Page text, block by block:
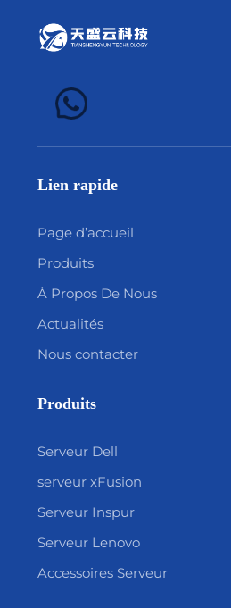
Lien rapide
Page d’accueil
Produits
À Propos De Nous
Actualités
Nous contacter
Produits
Serveur Dell
serveur xFusion
Serveur Inspur
Serveur Lenovo
Accessoires Serveur